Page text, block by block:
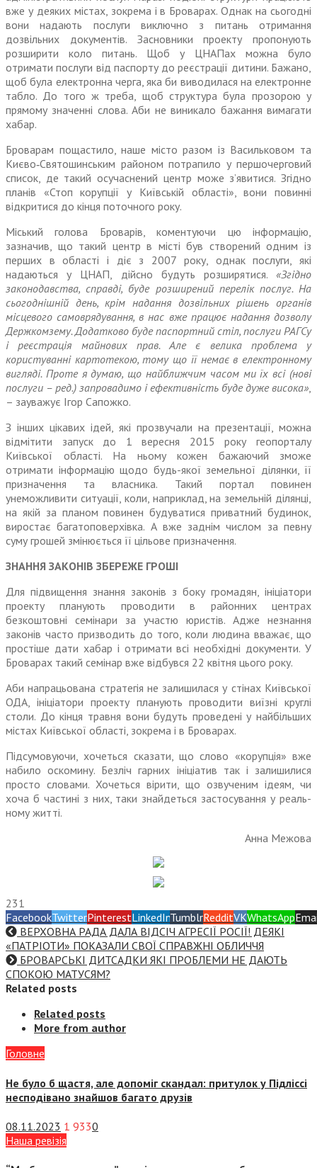
вже у деяких містах, зокрема і в Броварах. Однак на сьогодні
вони надають послуги виключно з питань отримання
дозвільних документів. Засновники проекту пропонують
розширити коло питань. Щоб у ЦНАПах можна було
отримати послуги від паспорту до реєстрації дитини. Бажано,
щоб була електронна черга, яка би виводилася на елек­тронне
табло. До того ж треба, щоб структура була прозорою у
прямому значенні слова. Аби не виникало бажання вимагати
хабар.
Броварам пощастило, наше місто разом із Васильковом та
Києво‑Святошинським районом потрапило у першочерговий
список, де такий осучаснений центр може з’явитися. Згідно
планів «Стоп корупції у Київській області», вони повинні
відкритися до кінця поточного року.
Міський голова Броварів, комен­туючи цю інформацію,
зазначив, що такий центр в місті був створений одним із
перших в області і діє з 2007 року, однак послуги, які
надаються у ЦНАП, дійсно будуть розширятися. «Згідно
законодав­ства, справді, буде розширений перелік послуг. На
сьогоднішній день, крім надання дозвільних рішень органів
місцевого самоврядування, в нас вже працює надання дозволу
Держкомзему. Додатково буде паспортний стіл, послуги РАГСу
і реєстрація майнових прав. Але є велика проблема у
користуванні картотекою, тому що її немає в електронному
вигляді. Проте я думаю, що найближчим часом ми їх всі (нові
послуги – ред.) запро­вадимо і ефективність буде дуже висока»,
– зауважує Ігор Сапожко.
З інших цікавих ідей, які про­звучали на презентації, можна
відмітити запуск до 1 вересня 2015 року геопорталу
Київської області. На ньому кожен бажаючий зможе
отримати інформацію щодо будь-якої земельної ділянки, її
при­значення та власника. Такий портал повинен
унеможливити ситуації, коли, наприклад, на земельній ділянці,
на якій за планом повинен будуватися приватний будинок,
виростає багатоповерхівка. А вже заднім числом за певну
суму грошей змінюється її цільове призначення.
ЗНАННЯ ЗАКОНІВ ЗБЕРЕЖЕ ГРОШІ
Для підвищення знання законів з боку громадян, ініціатори
про­екту планують проводити в район­них центрах
безкоштовні семінари за участю юристів. Адже незнання
законів часто призводить до того, коли людина вважає, що
простіше дати хабар і отримати всі необхідні документи. У
Броварах такий семі­нар вже відбувся 22 квітня цього року.
Аби напрацьована стратегія не залишилася у стінах Київської
ОДА, ініціатори проекту планують проводити виїзні круглі
столи. До кінця травня вони будуть прове­дені у найбільших
містах Київської області, зокрема і в Броварах.
Підсумовуючи, хочеться сказати, що слово «корупція» вже
набило оскомину. Безліч гарних ініціатив так і залишилися
просто словами. Хочеться вірити, що озвученим ідеям, чи
хоча б частині з них, таки знайдеться застосування у реаль­
ному житті.
Анна Межова
231
FacebookTwitterPinterestLinkedInTumblrRedditVKWhatsApp
ВЕРХОВНА РАДА ДАЛА ВІДСІЧ АГРЕСІЇ РОСІЇ! ДЕЯКІ
«ПАТРІОТИ» ПОКАЗАЛИ СВОЇ СПРАВЖНІ ОБЛИЧЧЯ
БРОВАРСЬКІ ДИТСАДКИ ЯКІ ПРОБЛЕМИ НЕ ДАЮТЬ
СПОКОЮ МАТУСЯМ?
Related posts
Related posts
More from author
Головне
Не було б щастя, але допоміг скандал: притулок у Підліссі
несподівано знайшов багато друзів
08.11.2023 1 9330
Наша ревізія